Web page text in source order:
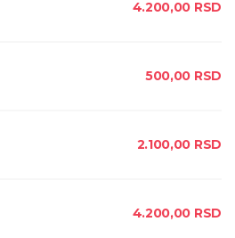
4.200,00 RSD
500,00 RSD
2.100,00 RSD
4.200,00 RSD